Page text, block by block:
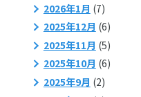
2026年1月 (7)
2025年12月 (6)
2025年11月 (5)
2025年10月 (6)
2025年9月 (2)